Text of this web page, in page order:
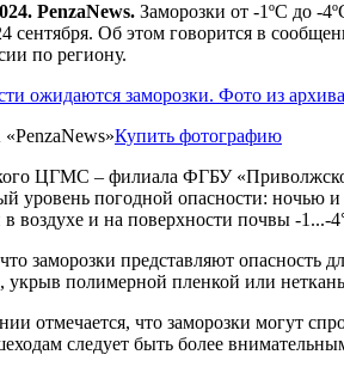
PenzaNews. Заморозки от -1ºС до -
сентября. Об этом говорится в
по региону.
Купить фотографию
ЦГМС – филиала ФГБУ
уровень погодной опасности: ночью
воздухе и на поверхности почвы -1...-
заморозки представляют опасность
укрыв полимерной пленкой или
отмечается, что заморозки могут
следует быть более